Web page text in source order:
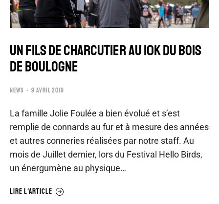
UN FILS DE CHARCUTIER AU 10K DU BOIS
DE BOULOGNE
NEWS 9 AVRIL 2019
La famille Jolie Foulée a bien évolué et s’est
remplie de connards au fur et à mesure des années
et autres conneries réalisées par notre staff. Au
mois de Juillet dernier, lors du Festival Hello Birds,
un énergumène au physique…
LIRE L'ARTICLE